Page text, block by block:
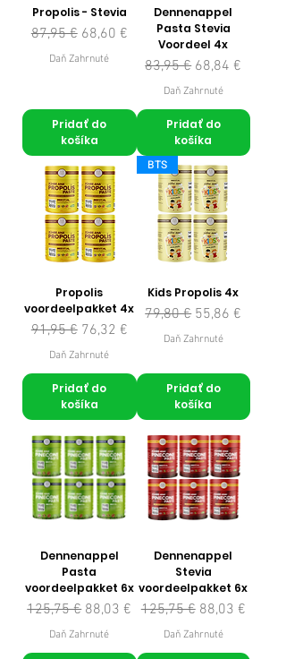
Propolis - Stevia
Normálna cena
87,95 € Zľavnená cena
68,60 €
Daň Zahrnuté
Pridať do
košíka
Dennenappel
Pasta Stevia
Voordeel 4x
Normálna cena
83,95 € Zľavnená cena
68,84 €
Daň Zahrnuté
Pridať do
košíka
Propolis
voordeelpakket 4x
Normálna cena
91,95 € Zľavnená cena
76,32 €
Daň Zahrnuté
Pridať do
košíka
BTS
Kids Propolis 4x
Normálna cena
79,80 € Zľavnená cena
55,86 €
Daň Zahrnuté
Pridať do
košíka
Dennenappel
Pasta
voordeelpakket 6x
Normálna cena
125,75 € Zľavnená cena
88,03 €
Daň Zahrnuté
Dennenappel
Stevia
voordeelpakket 6x
Normálna cena
125,75 € Zľavnená cena
88,03 €
Daň Zahrnuté